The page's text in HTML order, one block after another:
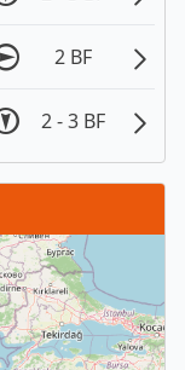
2 BF
2 - 3 BF